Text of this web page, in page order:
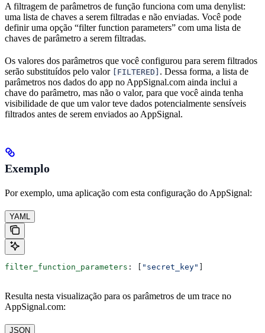
A filtragem de parâmetros de função funciona com uma denylist:
uma lista de chaves a serem filtradas e não enviadas. Você pode
definir uma opção “filter function parameters” com uma lista de
chaves de parâmetro a serem filtradas.
Os valores dos parâmetros que você configurou para serem filtrados
serão substituídos pelo valor [FILTERED] . Dessa forma, a lista de
parâmetros nos dados do app no AppSignal.com ainda inclui a
chave do parâmetro, mas não o valor, para que você ainda tenha
visibilidade de que um valor teve dados potencialmente sensíveis
filtrados antes de serem enviados ao AppSignal.
Exemplo
Por exemplo, uma aplicação com esta configuração do AppSignal:
YAML
filter_function_parameters : [ "secret_key" ]
Resulta nesta visualização para os parâmetros de um trace no
AppSignal.com:
JSON